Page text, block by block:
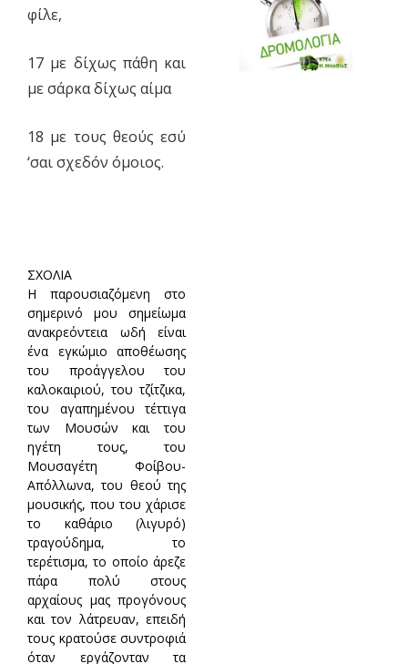
φίλε,
17 με δίχως πάθη και
με σάρκα δίχως αίμα
18 με τους θεούς εσύ
‘σαι σχεδόν όμοιος.
ΣΧΟΛΙΑ
Η παρουσιαζόμενη στο
σημερινό μου σημείωμα
ανακρεόντεια ωδή είναι
ένα εγκώμιο αποθέωσης
του προάγγελου του
καλοκαιριού, του τζίτζικα,
του αγαπημένου τέττιγα
των Μουσών και του
ηγέτη τους, του
Μουσαγέτη Φοίβου-
Απόλλωνα, του θεού της
μουσικής, που του χάρισε
το καθάριο (λιγυρό)
τραγούδημα, το
τερέτισμα, το οποίο άρεζε
πάρα πολύ στους
αρχαίους μας προγόνους
και τον λάτρευαν, επειδή
τους κρατούσε συντροφιά
όταν εργάζονταν τα